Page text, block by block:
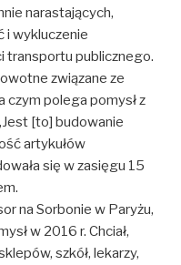
narastających,
i wykluczenie
transportu publicznego.
związane ze
czym polega pomysł z
[to] budowanie
arty­kułów
się w zasięgu 15
na Sorbonie w Paryżu,
w 2016 r. Chciał,
szkół, le­karzy,